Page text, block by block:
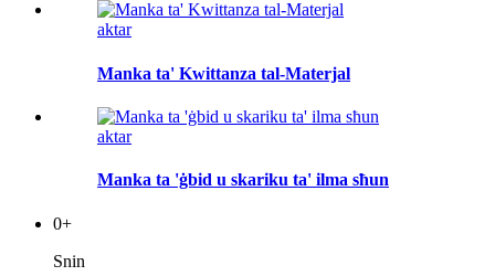
aktar
Manka ta' Kwittanza tal-Materjal
aktar
Manka ta 'ġbid u skariku ta' ilma sħun
0+
Snin